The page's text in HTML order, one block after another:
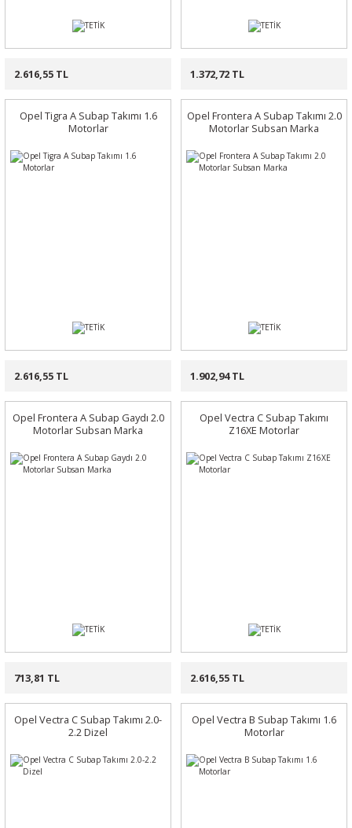
2.616,55 TL 1.372,72 TL
Opel Tigra A Subap Takımı 1.6
Motorlar
2.616,55 TL
Opel Frontera A Subap Takımı 2.0
Motorlar Subsan Marka
1.902,94 TL
Opel Frontera A Subap Gaydı 2.0
Motorlar Subsan Marka
713,81 TL
Opel Vectra C Subap Takımı
Z16XE Motorlar
2.616,55 TL
Opel Vectra C Subap Takımı 2.0-
2.2 Dizel
Opel Vectra B Subap Takımı 1.6
Motorlar